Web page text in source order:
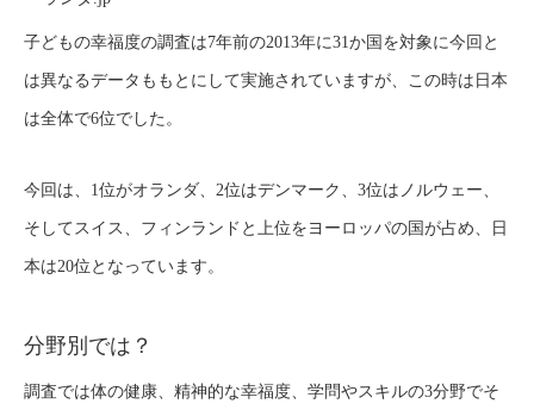
子どもの幸福度の調査は7年前の2013年に31か国を対象に今回と
は異なるデータももとにして実施されていますが、この時は日本
は全体で6位でした。
今回は、1位がオランダ、2位はデンマーク、3位はノルウェー、
そしてスイス、フィンランドと上位をヨーロッパの国が占め、日
本は20位となっています。
分野別では？
調査では体の健康、精神的な幸福度、学問やスキルの3分野でそ